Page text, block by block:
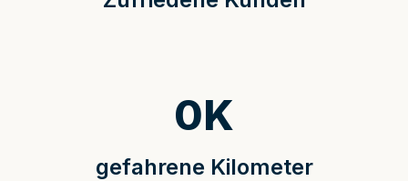
gefahrene Kilometer
0K